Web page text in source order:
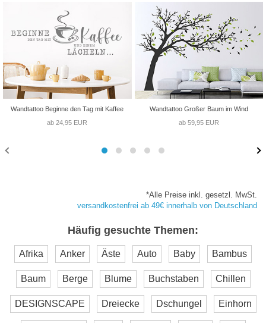
Wandtattoo Beginne den Tag mit Kaffee
ab 24,95 EUR
Wandtattoo Großer Baum im Wind
ab 59,95 EUR
*Alle Preise inkl. gesetzl. MwSt.
versandkostenfrei ab 49€ innerhalb von Deutschland
Häufig gesuchte Themen:
Afrika Anker Äste Auto Baby Bambus
Baum Berge Blume Buchstaben Chillen
DESIGNSCAPE Dreiecke Dschungel Einhorn